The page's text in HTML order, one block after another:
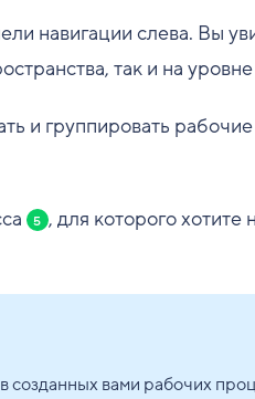
навигации слева. Вы
так и на уровне
и группировать
5 , для которого хотите
вами рабочих